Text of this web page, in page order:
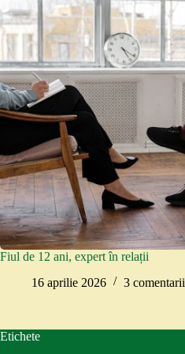
Fiul de 12 ani, expert în relații
16 aprilie 2026
3 comentarii
Etichete